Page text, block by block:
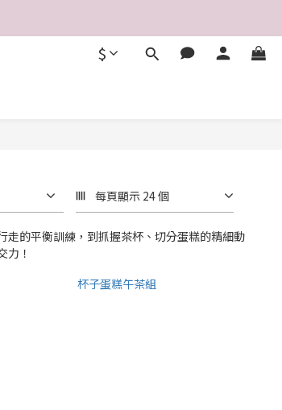
$
每頁顯示 24 個
的平衡訓練，到抓握茶杯、切分蛋糕的精細動
力！